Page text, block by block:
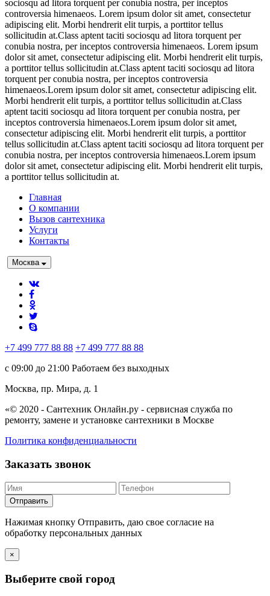
sociosqu ad litora torquent per conubia nostra, per inceptos
controversia himenaeos. Lorem ipsum dolor sit amet, consectetur
adipiscing elit. Morbi hendrerit elit turpis, a porttitor tellus
sollicitudin at.Class aptent taciti sociosqu ad litora torquent per
conubia nostra, per inceptos controversia himenaeos. Lorem ipsum
dolor sit amet, consectetur adipiscing elit. Morbi hendrerit elit turpis,
a porttitor tellus sollicitudin at.Class aptent taciti sociosqu ad litora
torquent per conubia nostra, per inceptos controversia
himenaeos.Lorem ipsum dolor sit amet, consectetur adipiscing elit.
Morbi hendrerit elit turpis, a porttitor tellus sollicitudin at.Class
aptent taciti sociosqu ad litora torquent per conubia nostra, per
inceptos controversia himenaeos.Lorem ipsum dolor sit amet,
consectetur adipiscing elit. Morbi hendrerit elit turpis, a porttitor
tellus sollicitudin at.Class aptent taciti sociosqu ad litora torquent per
conubia nostra, per inceptos controversia himenaeos.Lorem ipsum
dolor sit amet, consectetur adipiscing elit. Morbi hendrerit elit turpis,
a porttitor tellus sollicitudin at.
Главная
О компании
Вызов сантехника
Услуги
Контакты
Москва
+7 499 777 88 88 +7 499 777 88 88
с 09:00 до 21:00 Работаем без выходных
Москва, пр. Мира, д. 1
«© 2020 - Сантехник Онлайн.ру - сервисная служба по
ремонту, замене и установке сантехники в Москве
Политика конфиденциальности
Заказать звонок
Отправить
Нажимая кнопку Отправить, даю свое согласие на
обработку персональных данных
×
Выберите свой город